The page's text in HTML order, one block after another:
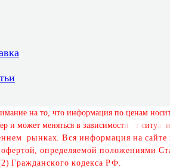
имание на то, что информация по ценам носи
ер и может меняться в зависимости от ситуа ц
рын ах. Вся и нфо р мация на с а йте не яв
, опреде л яемой положе ниями Ста тьи 437
ра жданско го код екса РФ .